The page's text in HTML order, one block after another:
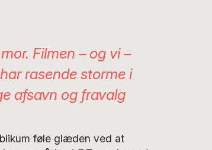
Filmen – og vi –
rasende storme i
afsavn og fravalg
føle glæden ved at